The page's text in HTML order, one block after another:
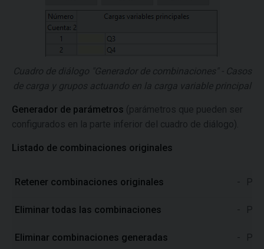
Cuadro de diálogo "Generador de combinaciones" - Casos
de carga y grupos actuando en la carga variable principal
Generador de parámetros (parámetros que pueden ser
configurados en la parte inferior del cuadro de diálogo).
Listado de combinaciones originales
Retener combinaciones originales -
Eliminar todas las combinaciones -
Eliminar combinaciones generadas -